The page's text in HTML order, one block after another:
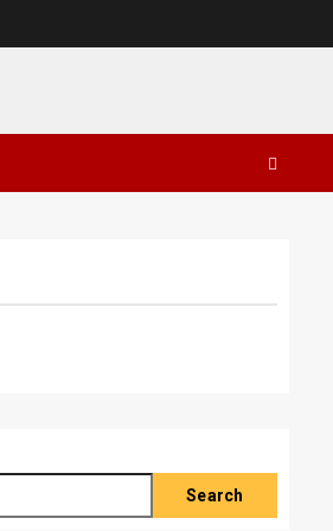
Search